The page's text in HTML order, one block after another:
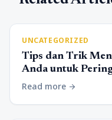
UNCATEGORIZED
Tips dan Trik
Anda untuk
Read more arrow_forward